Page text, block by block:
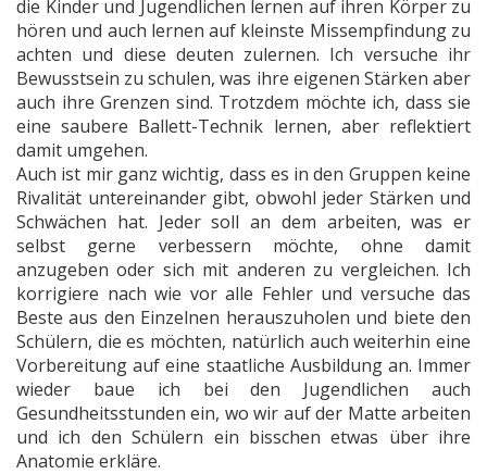
die Kinder und Jugendlichen lernen auf ihren Körper zu
hören und auch lernen auf kleinste Missempfindung zu
achten und diese deuten zulernen. Ich versuche ihr
Bewusstsein zu schulen, was ihre eigenen Stärken aber
auch ihre Grenzen sind. Trotzdem möchte ich, dass sie
eine saubere Ballett-Technik lernen, aber reflektiert
damit umgehen.
Auch ist mir ganz wichtig, dass es in den Gruppen keine
Rivalität untereinander gibt, obwohl jeder Stärken und
Schwächen hat. Jeder soll an dem arbeiten, was er
selbst gerne verbessern möchte, ohne damit
anzugeben oder sich mit anderen zu vergleichen. Ich
korrigiere nach wie vor alle Fehler und versuche das
Beste aus den Einzelnen herauszuholen und biete den
Schülern, die es möchten, natürlich auch weiterhin eine
Vorbereitung auf eine staatliche Ausbildung an. Immer
wieder baue ich bei den Jugendlichen auch
Gesundheitsstunden ein, wo wir auf der Matte arbeiten
und ich den Schülern ein bisschen etwas über ihre
Anatomie erkläre.